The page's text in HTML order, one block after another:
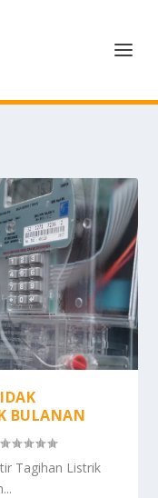
BULANAN
Tagihan Listrik